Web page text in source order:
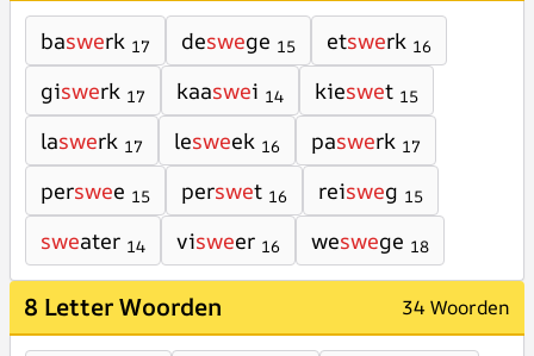
baswerk 17 deswege 15 etswerk 16
giswerk 17 kaaswei 14 kieswet 15
laswerk 17 lesweek 16 paswerk 17
perswee 15 perswet 16 reisweg 15
sweater 14 visweer 16 weswege 18
8 Letter Woorden 34 Woorden